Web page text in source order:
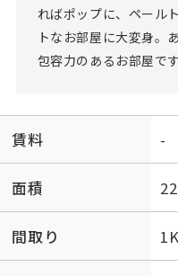
ればポップに、ペール
トなお部屋に大変身。
包容力のあるお部屋です
賃料 -
面積
間取り 1K